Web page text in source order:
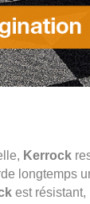
Kerrock
longtemps
est résistant,